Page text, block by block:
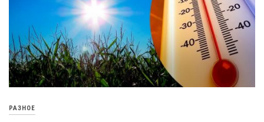
РАЗНОЕ